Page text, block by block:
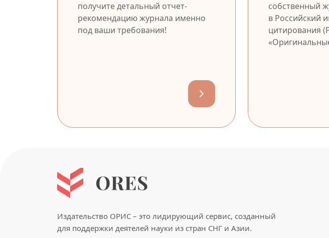
получите детальный отчет-
рекомендацию журнала именно
под ваши требования!
собственный
в Российский
цитирования
Издательство ОРИС – это лидирующий сервис, созданный
для поддержки деятелей науки из стран СНГ и Азии.